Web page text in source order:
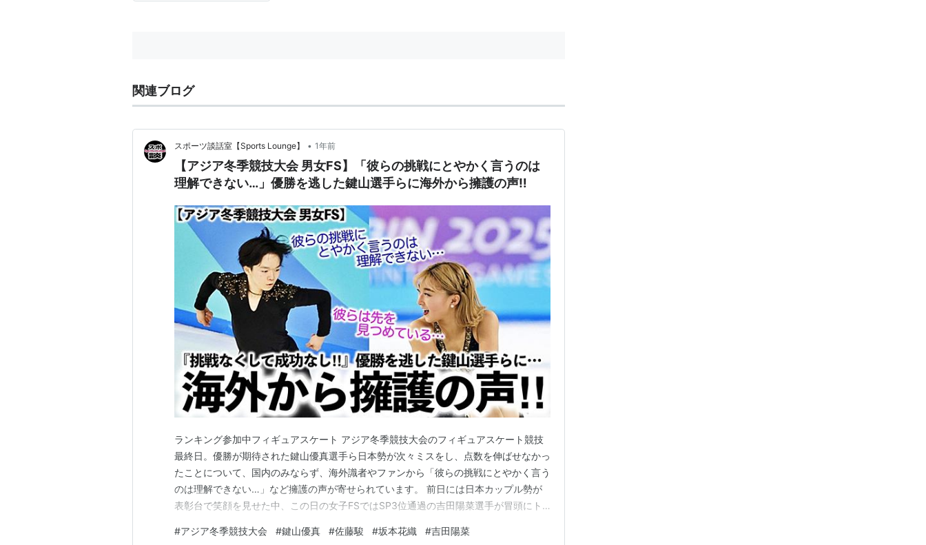
関連ブログ
スポーツ談話室【Sports Lounge】 • 1年前
【アジア冬季競技大会 男女FS】「彼らの挑戦にとやかく言うのは
理解できない…」優勝を逃した鍵山選手らに海外から擁護の声‼︎
ランキング参加中フィギュアスケート アジア冬季競技大会のフィギュアスケート競技
最終日。優勝が期待された鍵山優真選手ら日本勢が次々ミスをし、点数を伸ばせなかっ
たことについて、国内のみならず、海外識者やファンから「彼らの挑戦にとやかく言う
のは理解できない…」など擁護の声が寄せられています。 前日には日本カップル勢が
表彰台で笑顔を見せた中、この日の女子FSではSP3位通過の吉田陽菜選手が冒頭にト
の世界観で魅了すると、200点越えとなる総合205.20点で3位となっていました。 そ
#アジア冬季競技大会 #鍵山優真 #佐藤駿 #坂本花織 #吉田陽菜